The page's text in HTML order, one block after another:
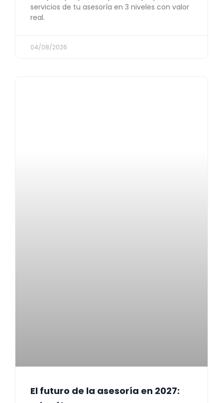
servicios de tu asesoría en 3 niveles con valor
real.
04/08/2026
El futuro de la asesoría en 2027: